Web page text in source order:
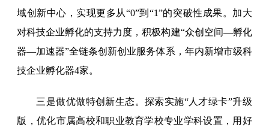
域创新中心，实现更多从“0”到“1”的突破性成果。加大
对科技企业孵化的支持力度，积极构建“众创空间—孵化
器—加速器”全链条创新创业服务体系，年内新增市级科
技企业孵化器4家。
三是做优做特创新生态。探索实施“人才绿卡”升级
版，优化市属高校和职业教育学校专业学科设置，用好